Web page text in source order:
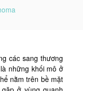
các sang thương
những khối mô ở
nằm trên bề mặt